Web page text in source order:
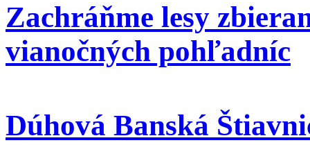
Zachráňme lesy
vianočných pohľadníc
Dúhová Banská